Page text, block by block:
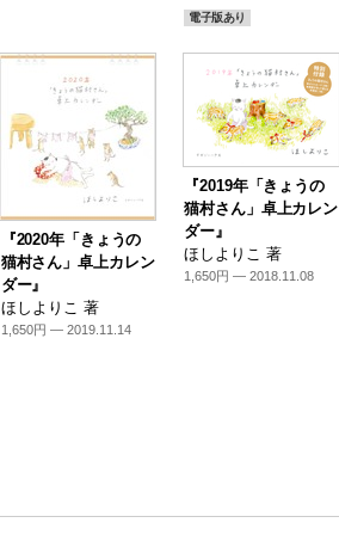
電子版あり
『2020年「きょうの
猫村さん」卓上カレン
ダー』
ほしよりこ 著
1,650円 — 2019.11.14
『2019年「きょうの
猫村さん」卓上カレン
ダー』
ほしよりこ 著
1,650円 — 2018.11.08